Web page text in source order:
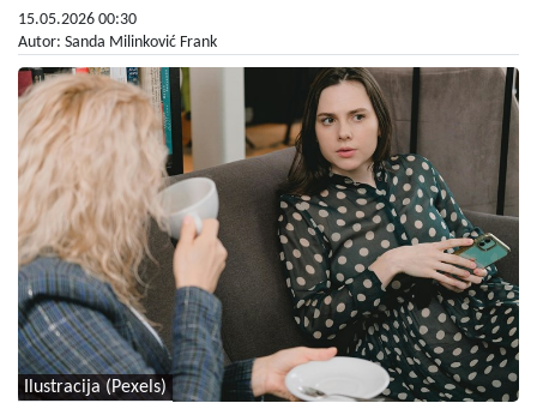
15.05.2026 00:30
Autor: Sanda Milinković Frank
Ilustracija (Pexels)